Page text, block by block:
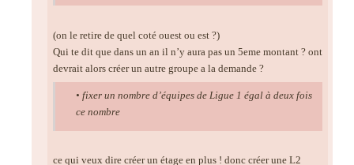
(on le retire de quel coté ouest ou est ?)
Qui te dit que dans un an il n’y aura pas un 5eme montant ? ont
devrait alors créer un autre groupe a la demande ?
• fixer un nombre d’équipes de Ligue 1 égal à deux fois
ce nombre
ce qui veux dire créer un étage en plus ! donc créer une L2